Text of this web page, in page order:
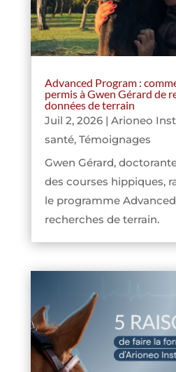
Advanced Program :
permis à Gwen Gérard de
données de terrain
Juil 2, 2026| Arioneo
santé, Témoignages
Gwen Gérard,
des courses hippiques,
le programme
recherches de terrain.